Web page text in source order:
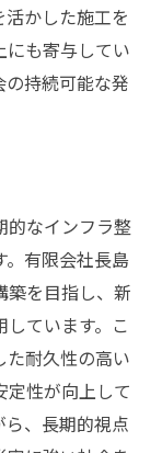
かした施工を
も寄与してい
の持続可能な発
的なインフラ整
有限会社長島
築を目指し、新
ています。こ
た耐久性の高い
定性が向上して
、長期的視点